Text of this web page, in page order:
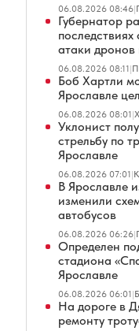
06.08.2026 08:46|
Губернатор
атаки дронов
06.08.2026 08:11|
Боб Хартли
Ярославле
06.08.2026 08:01|
Уклонист
стрельбу по
Ярославле
06.08.2026 07:01|
В Ярославле
изменили
автобусов
06.08.2026 06:26|
Определен
стадиона
Ярославле
06.08.2026 06:01|
На дороге в
ремонту